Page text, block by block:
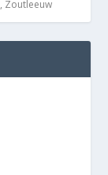
, Zoutleeuw